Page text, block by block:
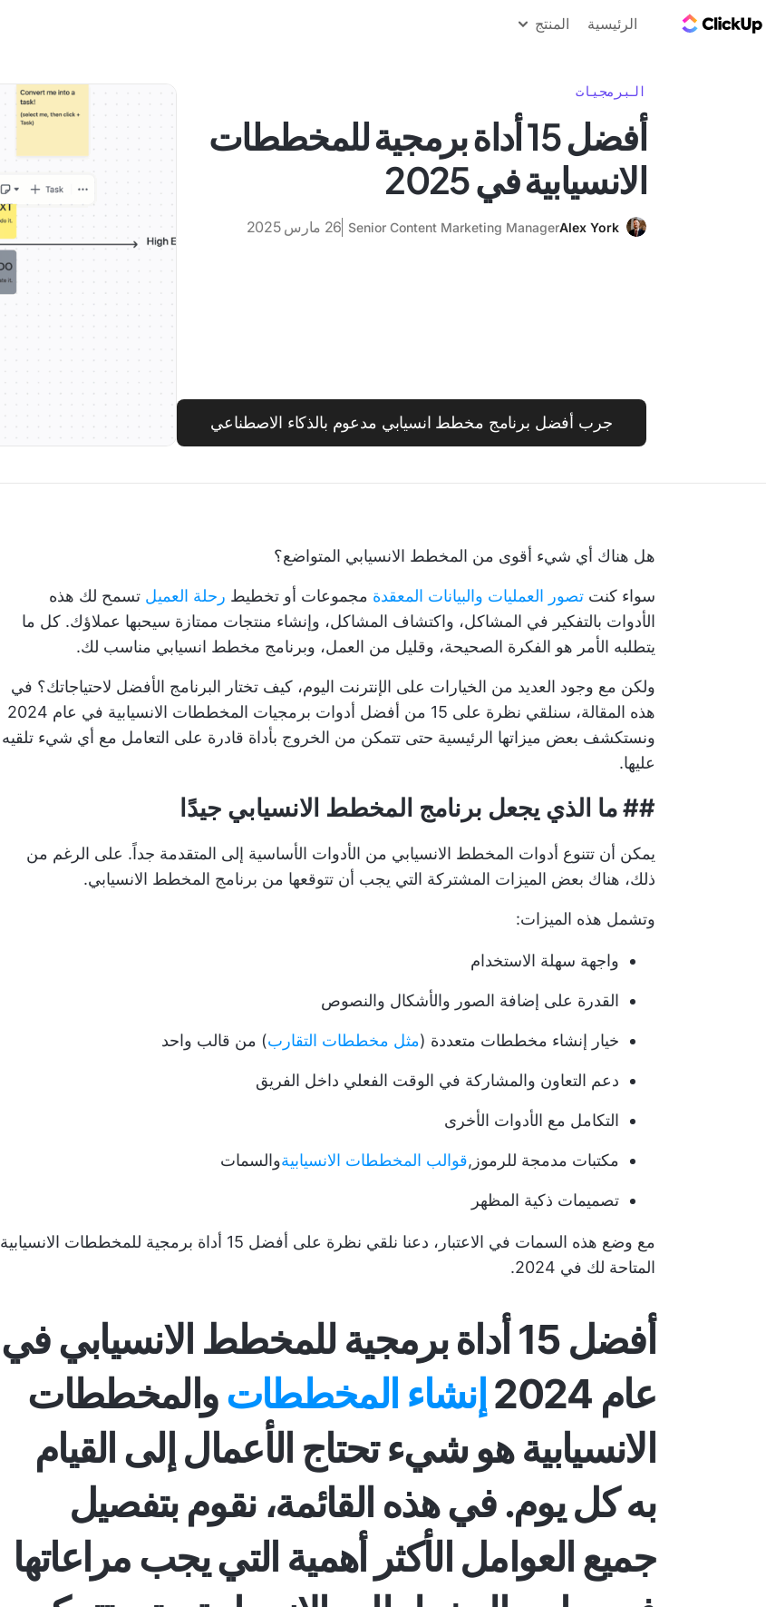
الرئيسية المنتج
البرمجيات
أفضل 15 أداة برمجية للمخططات
الانسيابية في 2025
Alex York
Senior Content Marketing Manager 26 مارس 2025
جرب أفضل برنامج مخطط انسيابي مدعوم بالذكاء الاصطناعي
هل هناك أي شيء أقوى من المخطط الانسيابي المتواضع؟
سواء كنت تصور العمليات والبيانات المعقدة مجموعات أو تخطيط رحلة العميل تسمح لك هذه
الأدوات بالتفكير في المشاكل، واكتشاف المشاكل، وإنشاء منتجات ممتازة سيحبها عملاؤك. كل ما
يتطلبه الأمر هو الفكرة الصحيحة، وقليل من العمل، وبرنامج مخطط انسيابي مناسب لك.
ولكن مع وجود العديد من الخيارات على الإنترنت اليوم، كيف تختار البرنامج الأفضل لاحتياجاتك؟ في
هذه المقالة، سنلقي نظرة على 15 من أفضل أدوات برمجيات المخططات الانسيابية في عام 2024
ونستكشف بعض ميزاتها الرئيسية حتى تتمكن من الخروج بأداة قادرة على التعامل مع أي شيء تلقيه
عليها.
## ما الذي يجعل برنامج المخطط الانسيابي جيدًا
يمكن أن تتنوع أدوات المخطط الانسيابي من الأدوات الأساسية إلى المتقدمة جداً. على الرغم من
ذلك، هناك بعض الميزات المشتركة التي يجب أن تتوقعها من برنامج المخطط الانسيابي.
وتشمل هذه الميزات:
واجهة سهلة الاستخدام
القدرة على إضافة الصور والأشكال والنصوص
خيار إنشاء مخططات متعددة (مثل مخططات التقارب) من قالب واحد
دعم التعاون والمشاركة في الوقت الفعلي داخل الفريق
التكامل مع الأدوات الأخرى
مكتبات مدمجة للرموز,قوالب المخططات الانسيابيةوالسمات
تصميمات ذكية المظهر
مع وضع هذه السمات في الاعتبار، دعنا نلقي نظرة على أفضل 15 أداة برمجية للمخططات الانسيابية
المتاحة لك في 2024.
أفضل 15 أداة برمجية للمخطط الانسيابي في
عام 2024
إنشاء المخططاتوالمخططات
الانسيابية هو شيء تحتاج الأعمال إلى القيام
به كل يوم. في هذه القائمة، نقوم بتفصيل
جميع العوامل الأكثر أهمية التي يجب مراعاتها